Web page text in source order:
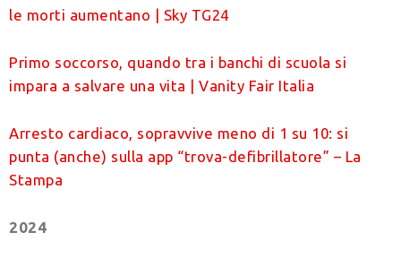
le morti aumentano | Sky TG24
Primo soccorso, quando tra i banchi di scuola si
impara a salvare una vita | Vanity Fair Italia
Arresto cardiaco, sopravvive meno di 1 su 10: si
punta (anche) sulla app “trova-defibrillatore” – La
Stampa
2024